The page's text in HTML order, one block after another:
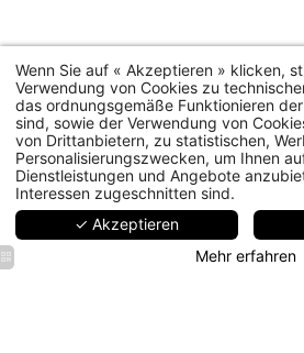
Wenn Sie auf « Akzeptieren » klicken,
Verwendung von Cookies zu
das ordnungsgemäße Funktionieren
sind, sowie der Verwendung von
von Drittanbietern, zu statistischen,
Personalisierungszwecken, um Ihnen
Dienstleistungen und Angebote
Interessen zugeschnitten sind.
✓ Akzeptieren
Mehr erfahren